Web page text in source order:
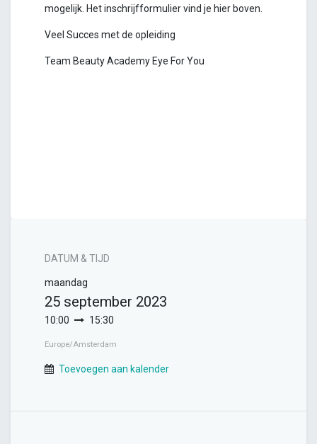
mogelijk. Het inschrijfformulier vind je hier boven.
Veel Succes met de opleiding
Team Beauty Academy Eye For You
DATUM & TIJD
maandag
25 september 2023
10:00 15:30
Europe/Amsterdam
Toevoegen aan kalender